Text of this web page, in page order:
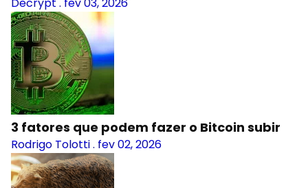
3 fatores que podem fazer o Bitcoin subir
Rodrigo Tolotti. fev 02, 2026